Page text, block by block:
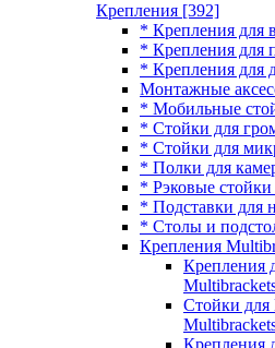
Крепления [392]
* Крепления для
* Крепления для
* Крепления для
Монтажные
* Мобильные
* Стойки для
* Стойки для
* Полки для
* Рэковые стойки
* Подставки для
* Столы и
Крепления
Крепления
Стойки
Крепления